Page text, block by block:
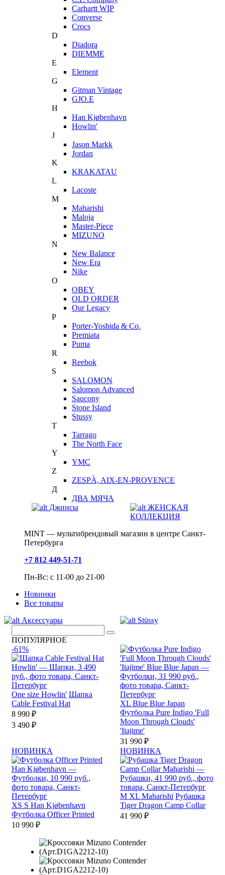
Carhartt WIP
Converse
Crocs
D
Diadora
DIEMME
E
Element
G
Gitman Vintage
GJO.E
H
Han Kjøbenhavn
Howlin'
J
Jason Markk
Jordan
K
KRAKATAU
L
Lacoste
M
Maharishi
Maloja
Master-Piece
MIZUNO
N
New Balance
New Era
Nike
O
OBEY
OLD ORDER
Our Legacy
P
Porter-Yoshida & Co.
Premiata
Puma
R
Reebok
S
SALOMON
Salomon Advanced
Saucony
Stone Island
Stussy
T
Tarrago
The North Face
Y
YMC
Z
ZESPÀ, AIX-EN-PROVENCE
Д
ДВА МЯЧА
Джинсы
ЖЕНСКАЯ
КОЛЛЕКЦИЯ
MINT — мультибрендовый магазин в центре Санкт-
Петербурга
+7 812 449-51-71
Пн-Вс: с 11-00 до 21-00
Новинки
Все товары
Аксессуары
Stüssy
ПОПУЛЯРНОЕ
-61%
One size Howlin' Шапка
Cable Festival Hat
8 990 ₽
3 490 ₽
XL Blue Blue Japan
Футболка Pure Indigo 'Full
Moon Through Clouds'
'Itajime'
31 990 ₽
НОВИНКА
XS S Han Kjøbenhavn
Футболка Officer Printed
10 990 ₽
НОВИНКА
M XL Maharishi Рубашка
Tiger Dragon Camp Collar
41 990 ₽